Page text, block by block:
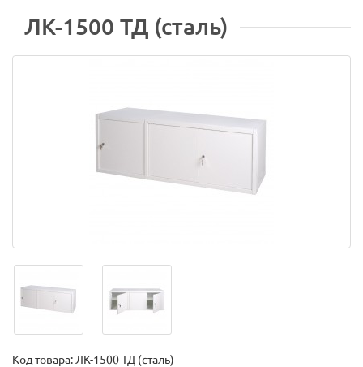
ЛК-1500 ТД (сталь)
Код товара: ЛК-1500 ТД (сталь)